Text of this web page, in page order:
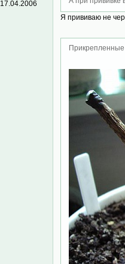
17.04.2006
Я прививаю не